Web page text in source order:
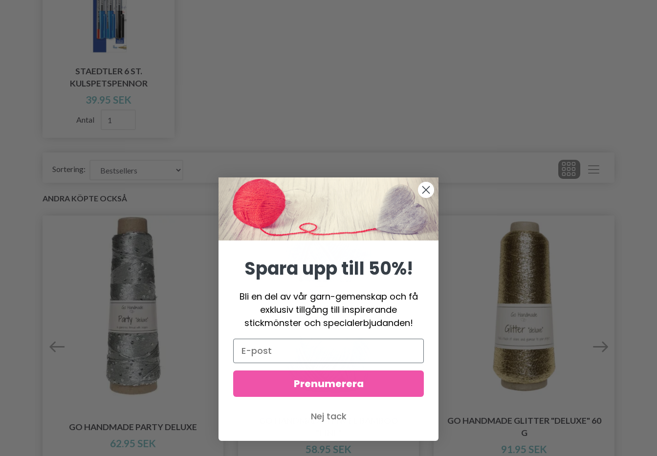
STAEDTLER 6 ST.
KULSPETSPENNOR
39.95 SEK
Antal
Sortering:
ANDRA KÖPTE OCKSÅ
GO HANDMADE PARTY DELUXE
62.95 SEK
GO HANDMADE TENCEL BAMBOO
58.95 SEK
GO HANDMADE GLITTER "DELUXE" 60
G
91.95 SEK
Spara upp till 50%!
Bli en del av vår garn-gemenskap och få
exklusiv tillgång till inspirerande
stickmönster och specialerbjudanden!
Prenumerera
Nej tack